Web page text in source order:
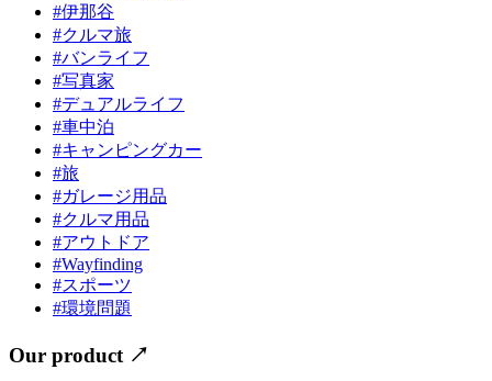
#伊那谷
#クルマ旅
#バンライフ
#写真家
#デュアルライフ
#車中泊
#キャンピングカー
#旅
#ガレージ用品
#クルマ用品
#アウトドア
#Wayfinding
#スポーツ
#環境問題
Our product ↗